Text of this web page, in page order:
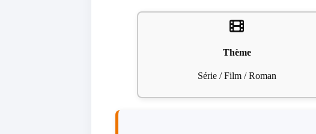
Thème
Série / Film / Roman